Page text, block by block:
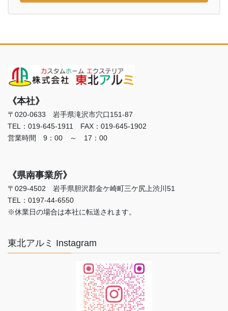
《本社》
〒020-0633 岩手県滝沢市穴口151-87
TEL：019-645-1911 FAX：019-645-1902
営業時間 9：00 ～ 17：00
《県南事業所》
〒029-4502 岩手県胆沢郡金ケ崎町三ケ尻上渋川51
TEL：0197-44-6550
※休業日の場合は本社に転送されます。
東北アルミ Instagram